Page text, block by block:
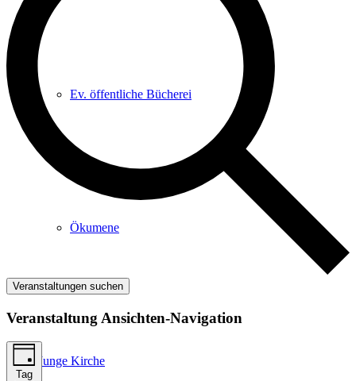
Ev. öffentliche Bücherei
Ökumene
Junge Kirche
Veranstaltungen suchen
Veranstaltung Ansichten-Navigation
Tag